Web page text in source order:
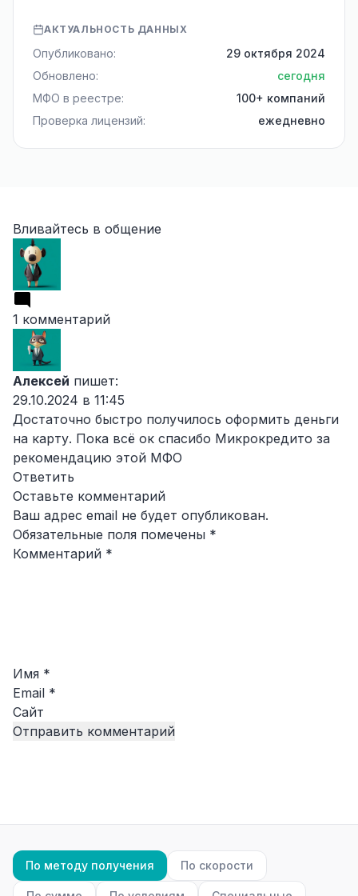
АКТУАЛЬНОСТЬ ДАННЫХ
Опубликовано:
29 октября 2024
Обновлено:
сегодня
МФО в реестре:
100+ компаний
Проверка лицензий:
ежедневно
Вливайтесь в общение
1 комментарий
Алексей пишет:
29.10.2024 в 11:45
Достаточно быстро получилось оформить деньги
на карту. Пока всё ок спасибо Микрокредито за
рекомендацию этой МФО
Ответить
Оставьте комментарий
Ваш адрес email не будет опубликован.
Обязательные поля помечены *
Комментарий *
Имя *
Email *
Сайт
По методу получения По скорости